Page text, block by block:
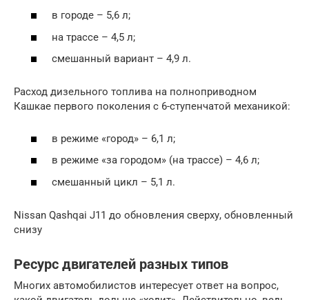
в городе – 5,6 л;
на трассе – 4,5 л;
смешанный вариант – 4,9 л.
Расход дизельного топлива на полноприводном
Кашкае первого поколения с 6-ступенчатой механикой:
в режиме «город» – 6,1 л;
в режиме «за городом» (на трассе) – 4,6 л;
смешанный цикл – 5,1 л.
Nissan Qashqai J11 до обновления сверху, обновленный
снизу
Ресурс двигателей разных типов
Многих автомобилистов интересует ответ на вопрос,